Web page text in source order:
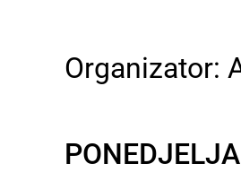
Organizator: